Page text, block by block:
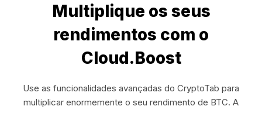
Multiplique os seus
rendimentos com o
Cloud.Boost
Use as funcionalidades avançadas do CryptoTab para
multiplicar enormemente o seu rendimento de BTC. A